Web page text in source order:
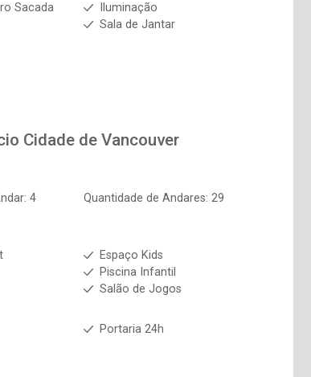
Sacada
Iluminação
Sala de Jantar
Cidade de Vancouver
4
Quantidade de Andares: 29
Espaço Kids
Piscina Infantil
Salão de Jogos
Portaria 24h